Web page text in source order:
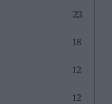
23
18
12
12